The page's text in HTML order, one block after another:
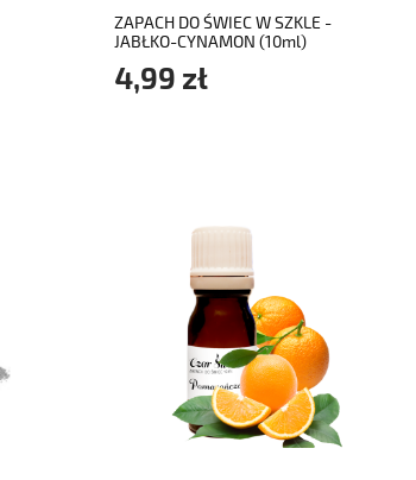
ZAPACH DO ŚWIEC W SZKLE -
JABŁKO-CYNAMON (10ml)
4,99 zł
do koszyka